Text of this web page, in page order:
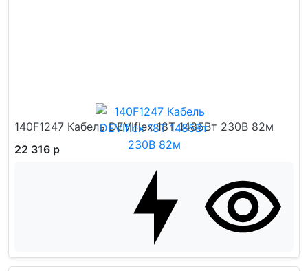
140F1247 Кабель DEVIflex 18T 1485Вт 230В 82м
22 316 р